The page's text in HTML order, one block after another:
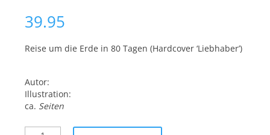
39.95
Reise um die Erde in 80 Tagen (Hardcover ‘Liebhaber’)
Autor:
Illustration:
ca. Seiten
Reise